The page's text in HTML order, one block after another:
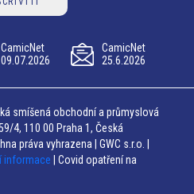
CamicNet
09.07.2026
CamicNet
25.6.2026
smíšená obchodní a průmyslová
4, 110 00 Praha 1, Česká
práva vyhrazena | GWC s.r.o. |
informace | Covid opatření na